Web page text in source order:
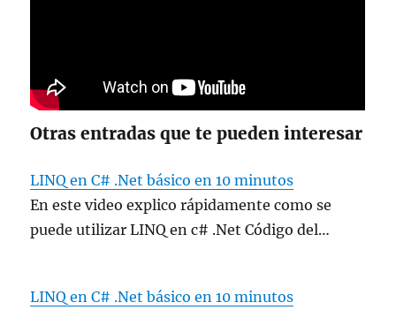
Otras entradas que te pueden interesar
LINQ en C# .Net básico en 10 minutos
En este video explico rápidamente como se
puede utilizar LINQ en c# .Net Código del…
LINQ en C# .Net básico en 10 minutos